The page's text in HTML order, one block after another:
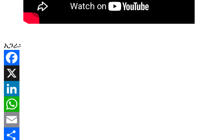
አጋራ፡
Facebook
X
LinkedIn
WhatsApp
Email